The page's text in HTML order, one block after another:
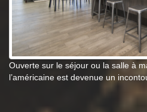
Ouverte sur le séjour ou la salle à
l’américaine est devenue un